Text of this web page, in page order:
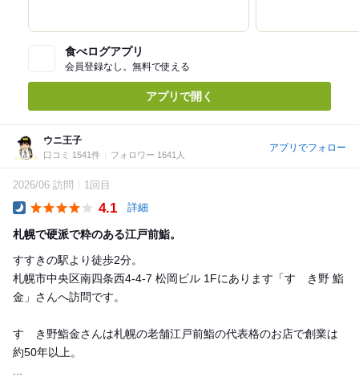
食べログアプリ
会員登録なし。無料で使える
アプリで開く
ウニ王子
口コミ 1541件 フォロワー 1641人
アプリでフォロー
2026/06 訪問 1回目
4.1 詳細
札幌で硬派で粋のある江戸前鮨。
すすきの駅より徒歩2分。
札幌市中央区南四条西4-4-7 松岡ビル 1Fにあります「すゝき野 鮨
金」さんへ訪問です。
すゝき野鮨金さんは札幌の老舗江戸前鮨の代表格のお店で創業は
約50年以上。